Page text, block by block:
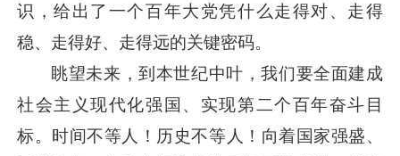
识，给出了一个百年大党凭什么走得对、走得
稳、走得好、走得远的关键密码。
眺望未来，到本世纪中叶，我们要全面建成
社会主义现代化强国、实现第二个百年奋斗目
标。时间不等人！历史不等人！向着国家强盛、